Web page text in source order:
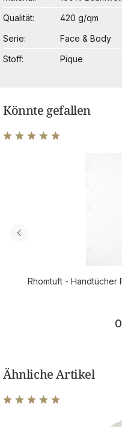
Qualität
420 g/qm
Serie
Face & Body
Stoff
Pique
Könnte gefallen
Rhomtuft - Handtücher
Ähnliche Artikel
Durchschnittliche